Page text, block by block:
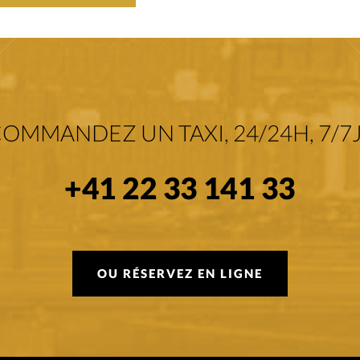
UN TAXI, 24/24H, 7/
+41 22 33 141 33
OU RÉSERVEZ EN LIGNE